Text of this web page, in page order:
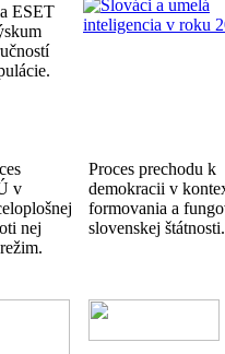
ESET
v
nej
Proces prechodu k
demokracii v
formovania a
slovenskej štátnosti.